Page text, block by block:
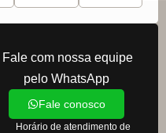
Fale com nossa equipe
pelo WhatsApp
Fale conosco
Horário de atendimento de